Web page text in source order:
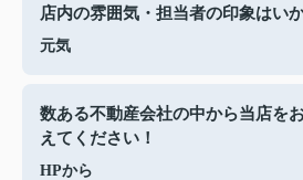
店内の雰囲気・担当者の印象はい
元気
数ある不動産会社の中から当店を
えてください！
HPから